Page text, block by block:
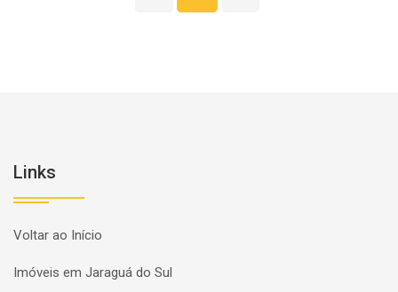
Links
Voltar ao Início
Imóveis em Jaraguá do Sul